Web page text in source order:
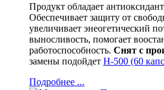
Продукт обладает
Обеспечивает защиту от
увеличивает энеогетический
выносливость, помогает
работоспособность. Снят с
замены подойдет H-500 (60
Подробнее ...